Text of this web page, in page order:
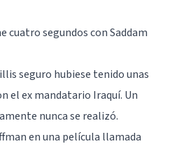
cuatro segundos con Saddam
seguro hubiese tenido unas
el ex mandatario Iraquí. Un
nunca se realizó.
en una película llamada